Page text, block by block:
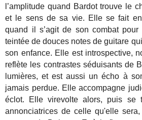
l’amplitude quand Bardot trouve le
et le sens de sa vie. Elle se fait
quand il s’agit de son combat
teintée de douces notes de guitare
son enfance. Elle est introspective,
reflète les contrastes séduisants de
lumières, et est aussi un écho à
jamais perdue. Elle accompagne
éclot. Elle virevolte alors, puis se
annonciatrices de celle qu'elle